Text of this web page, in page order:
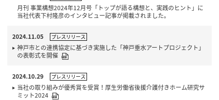
月刊 事業構想2024年12月号「トップが語る構想と、実践のヒント」に
当社代表下村隆彦のインタビュー記事が掲載されました。
2024.11.05 プレスリリース
神戸市との連携協定に基づき実施した「神戸垂水アートプロジェクト」
の表彰式を開催
2024.10.29 プレスリリース
当社の取り組みが優秀賞を受賞！厚生労働省後援介護付きホーム研究サ
ミット2024